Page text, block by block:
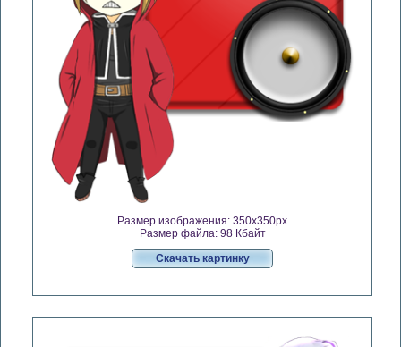
Размер изображения: 350x350px
Размер файла: 98 Кбайт
Скачать картинку